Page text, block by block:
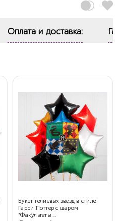
Оплата и доставка:
Букет гелиевых звезд в стиле
Гарри Поттер с шаром
"Факультеты ...